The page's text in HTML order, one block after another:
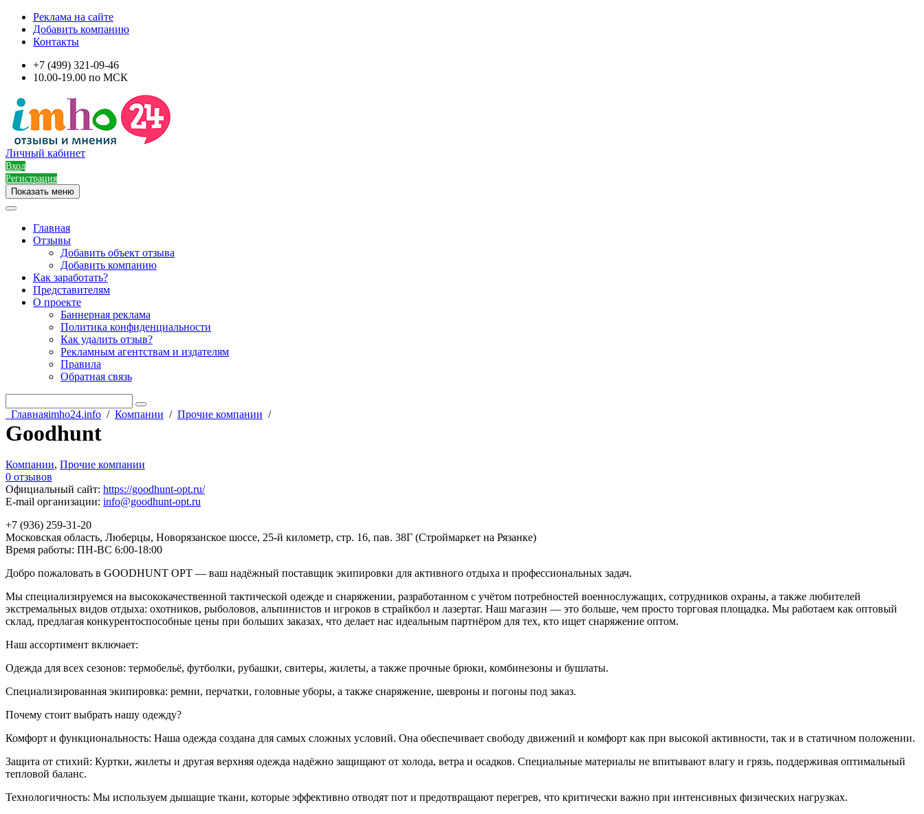
Реклама на сайте
Добавить компанию
Контакты
+7 (499) 321-09-46
10.00-19.00 по МСК
Личный кабинет
Вход
Регистрация
Показать меню
Главная
Отзывы
Добавить объект отзыва
Добавить компанию
Как заработать?
Представителям
О проекте
Баннерная реклама
Политика конфиденциальности
Как удалить отзыв?
Рекламным агентствам и издателям
Правила
Обратная связь
Главнаяimho24.info / Компании / Прочие компании /
Goodhunt
Компании, Прочие компании
0 отзывов
Официальный сайт: https://goodhunt-opt.ru/
E-mail организации: info@goodhunt-opt.ru
+7 (936) 259-31-20
Московская область, Люберцы, Новорязанское шоссе, 25-й километр, стр. 16, пав. 38Г (Строймаркет на Рязанке)
Время работы: ПН-ВС 6:00-18:00
Добро пожаловать в GOODHUNT OPT — ваш надёжный поставщик экипировки для активного отдыха и профессиональных задач.
Мы специализируемся на высококачественной тактической одежде и снаряжении, разработанном с учётом потребностей военнослужащих, сотрудников охраны, а также любителей
экстремальных видов отдыха: охотников, рыболовов, альпинистов и игроков в страйкбол и лазертаг. Наш магазин — это больше, чем просто торговая площадка. Мы работаем как оптовый
склад, предлагая конкурентоспособные цены при больших заказах, что делает нас идеальным партнёром для тех, кто ищет снаряжение оптом.
Наш ассортимент включает:
Одежда для всех сезонов: термобельё, футболки, рубашки, свитеры, жилеты, а также прочные брюки, комбинезоны и бушлаты.
Специализированная экипировка: ремни, перчатки, головные уборы, а также снаряжение, шевроны и погоны под заказ.
Почему стоит выбрать нашу одежду?
Комфорт и функциональность: Наша одежда создана для самых сложных условий. Она обеспечивает свободу движений и комфорт как при высокой активности, так и в статичном положении.
Защита от стихий: Куртки, жилеты и другая верхняя одежда надёжно защищают от холода, ветра и осадков. Специальные материалы не впитывают влагу и грязь, поддерживая оптимальный
тепловой баланс.
Технологичность: Мы используем дышащие ткани, которые эффективно отводят пот и предотвращают перегрев, что критически важно при интенсивных физических нагрузках.